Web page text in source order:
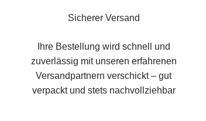
Sicherer Versand
Ihre Bestellung wird schnell und
zuverlässig mit unseren erfahrenen
Versandpartnern verschickt – gut
verpackt und stets nachvollziehbar